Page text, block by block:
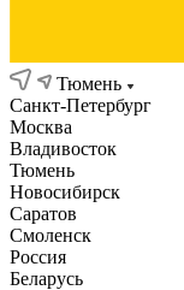
Тюмень
Санкт-Петербург
Москва
Владивосток
Тюмень
Новосибирск
Саратов
Смоленск
Россия
Беларусь